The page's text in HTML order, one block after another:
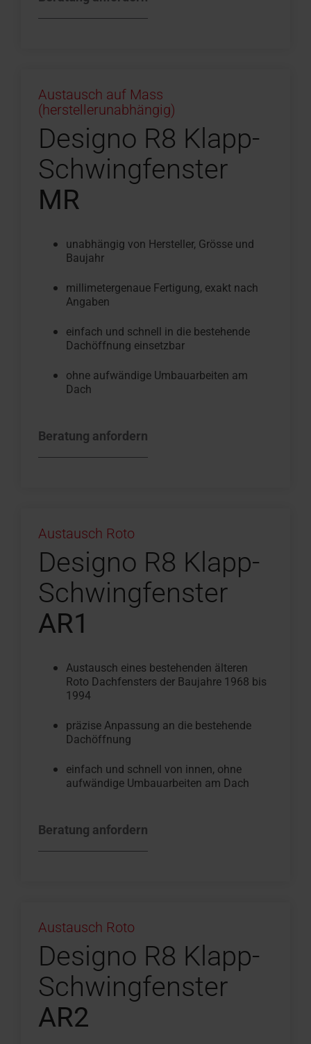
Austausch auf Mass
(herstellerunabhängig)
Designo R8 Klapp-
Schwingfenster
MR
unabhängig von Hersteller, Grösse und
Baujahr
millimetergenaue Fertigung, exakt nach
Angaben
einfach und schnell in die bestehende
Dachöffnung einsetzbar
ohne aufwändige Umbauarbeiten am
Dach
Beratung anfordern
Austausch Roto
Designo R8 Klapp-
Schwingfenster
AR1
Austausch eines bestehenden älteren
Roto Dachfensters der Baujahre 1968 bis
1994
präzise Anpassung an die bestehende
Dachöffnung
einfach und schnell von innen, ohne
aufwändige Umbauarbeiten am Dach
Beratung anfordern
Austausch Roto
Designo R8 Klapp-
Schwingfenster
AR2